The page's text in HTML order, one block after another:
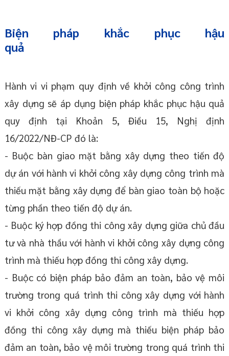
Biện pháp khắc phục hậu
Hành vi vi phạm quy định về khởi công công trình
xây dựng sẽ áp dụng biện pháp khắc phục hậu quả
quy định tại Khoản 5, Điều 15, Nghị định
16/2022/NĐ-CP đó là:
- Buộc bàn giao mặt bằng xây dựng theo tiến độ
dự án với hành vi khởi công xây dựng công trình mà
thiếu mặt bằng xây dựng để bàn giao toàn bộ hoặc
từng phần theo tiến độ dự án.
- Buộc ký hợp đồng thi công xây dựng giữa chủ đầu
tư và nhà thầu với hành vi khởi công xây dựng công
trình mà thiếu hợp đồng thi công xây dựng.
- Buộc có biện pháp bảo đảm an toàn, bảo vệ môi
trường trong quá trình thi công xây dựng với hành
vi khởi công xây dựng công trình mà thiếu hợp
đồng thi công xây dựng mà thiếu biện pháp bảo
đảm an toàn, bảo vệ môi trường trong quá trình thi